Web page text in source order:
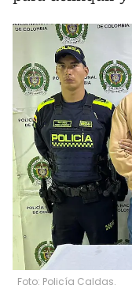
Foto: Policía Caldas.